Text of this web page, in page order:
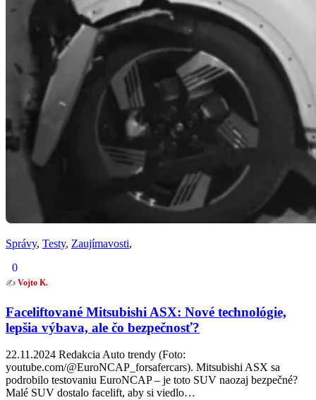
Správy, Testy, Zaujímavosti,
0
✍️ Vojto K.
Faceliftované Mitsubishi ASX: Nové technológie,
lepšia výbava, ale čo bezpečnosť?
22.11.2024 Redakcia Auto trendy (Foto:
youtube.com/@EuroNCAP_forsafercars). Mitsubishi ASX sa
podrobilo testovaniu EuroNCAP – je toto SUV naozaj bezpečné?
Malé SUV dostalo facelift, aby si viedlo…